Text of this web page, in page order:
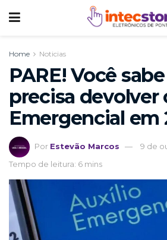
Home Noticias
PARE! Você
precisa devolver
Emergencial em
Por Estevão Marcos
9 de
Tempo de leitura: 6 mins